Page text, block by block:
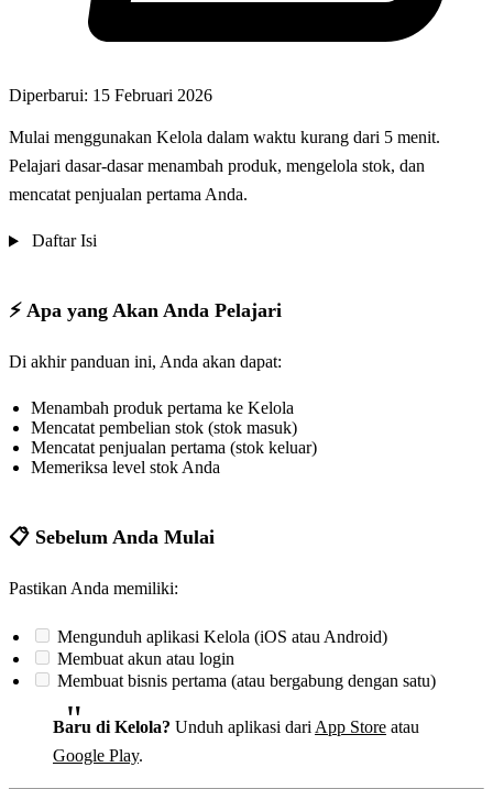
Diperbarui: 15 Februari 2026
Mulai menggunakan Kelola dalam waktu kurang dari 5 menit.
Pelajari dasar-dasar menambah produk, mengelola stok, dan
mencatat penjualan pertama Anda.
Daftar Isi
⚡ Apa yang Akan Anda Pelajari
Di akhir panduan ini, Anda akan dapat:
Menambah produk pertama ke Kelola
Mencatat pembelian stok (stok masuk)
Mencatat penjualan pertama (stok keluar)
Memeriksa level stok Anda
📋 Sebelum Anda Mulai
Pastikan Anda memiliki:
Mengunduh aplikasi Kelola (iOS atau Android)
Membuat akun atau login
Membuat bisnis pertama (atau bergabung dengan satu)
Baru di Kelola? Unduh aplikasi dariApp Store atau
Google Play.